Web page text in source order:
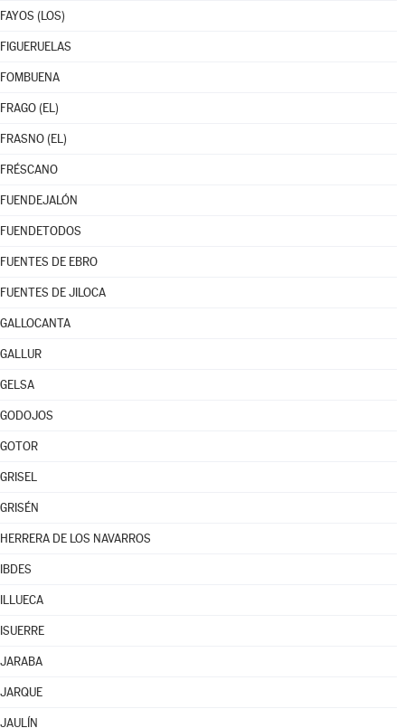
FAYOS (LOS)
FIGUERUELAS
FOMBUENA
FRAGO (EL)
FRASNO (EL)
FRÉSCANO
FUENDEJALÓN
FUENDETODOS
FUENTES DE EBRO
FUENTES DE JILOCA
GALLOCANTA
GALLUR
GELSA
GODOJOS
GOTOR
GRISEL
GRISÉN
HERRERA DE LOS NAVARROS
IBDES
ILLUECA
ISUERRE
JARABA
JARQUE
JAULÍN